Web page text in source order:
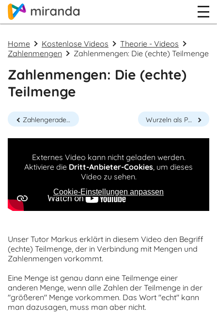
Home Kostenlose Videos
Theorie - Videos
Zahlenmengen
Zahlenmengen: Die (echte) Teilmenge
Zahlenmengen: Die (echte)
Teilmenge
Zahlengerade und Zahlenstrahl Wurzeln als Potenzen mit rationalen Hochzahlen
Externes Video kann nicht geladen werden.
Aktiviere die Dritt-Anbieter-Cookies, um dieses
Video zu sehen.
Cookie-Einstellungen anpassen
Unser Tutor Markus erklärt in diesem Video den Begriff
(echte) Teilmenge, der in Verbindung mit Mengen und
Zahlenmengen vorkommt.
Eine Menge ist genau dann eine Teilmenge einer
anderen Menge, wenn alle Zahlen der Teilmenge in der
"größeren" Menge vorkommen. Das Wort "echt" kann
man dazusagen, muss man aber nicht.